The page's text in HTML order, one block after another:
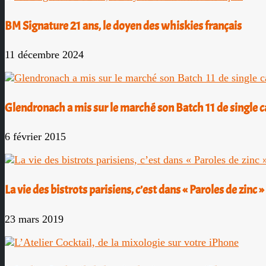
BM Signature 21 ans, le doyen des whiskies français
11 décembre 2024
Glendronach a mis sur le marché son Batch 11 de single
6 février 2015
La vie des bistrots parisiens, c’est dans « Paroles de zinc »
23 mars 2019